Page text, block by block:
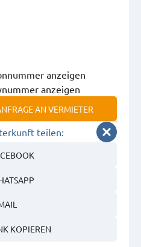
anzeigen
anzeigen
AN VERMIETER
teilen:
KOPIEREN